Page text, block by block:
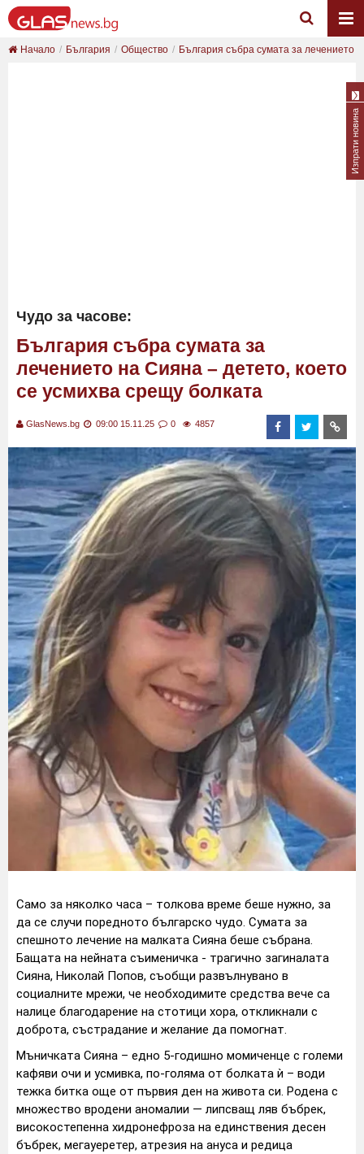
Начало България Общество България събра сумата за лечението
Чудо за часове:
България събра сумата за
лечението на Сияна – детето, което
се усмихва срещу болката
GlasNews.bg 09:00 15.11.25 0 4857
Само за няколко часа – толкова време беше нужно, за
да се случи поредното българско чудо. Сумата за
спешното лечение на малката Сияна беше събрана.
Бащата на нейната съименичка - трагично загиналата
Сияна, Николай Попов, съобщи развълнувано в
социалните мрежи, че необходимите средства вече са
налице благодарение на стотици хора, откликнали с
доброта, състрадание и желание да помогнат.
Мъничката Сияна – едно 5-годишно момиченце с големи
кафяви очи и усмивка, по-голяма от болката ѝ – води
тежка битка още от първия ден на живота си. Родена с
множество вродени аномалии — липсващ ляв бъбрек,
високостепенна хидронефроза на единствения десен
бъбрек, мегауеретер, атрезия на ануса и редица
Изпрати новина